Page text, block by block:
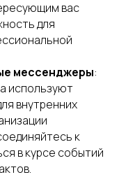
вас
для
мессенджеры:
используют
внутренних
к
в курсе событий